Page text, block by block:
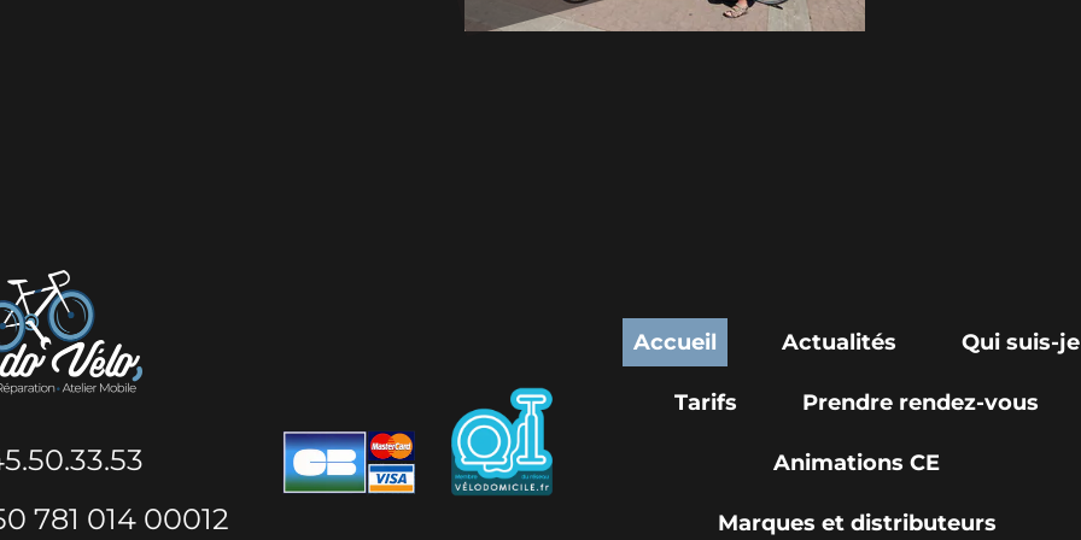
Actualités Qui suis-je
Tarifs Prendre rendez-vous
Marques et distributeurs